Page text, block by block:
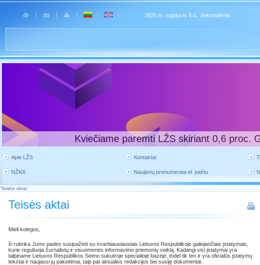
2026 m. rugpjucio 9 d., Sekmadienis
Kviečiame paremti LŽS skiriant 0,6 proc.
Apie LŽS Kontaktai
NŽKA Naujienų prenumerata el. paštu
Teisės aktai
Teisės aktai
Mieli kolegos,
ši rubrika Jums padės susipažinti su svarbiausiausiais Lietuvos Respublikoje galiojančiais įstatymais,
kurie reguliuoja žurnalistų ir visuomenės informavimo priemonių veiklą. Kadangi visi įstatymai yra
talpiname Lietuvos Respublikos Seimo sukutroje specialioje bazėje, todėl tik ten ir yra oficialūs įstatymų
tekstai ir naujausi jų pakeitimai, taip pat aktualios redakcijos bei susiję dokumentai.